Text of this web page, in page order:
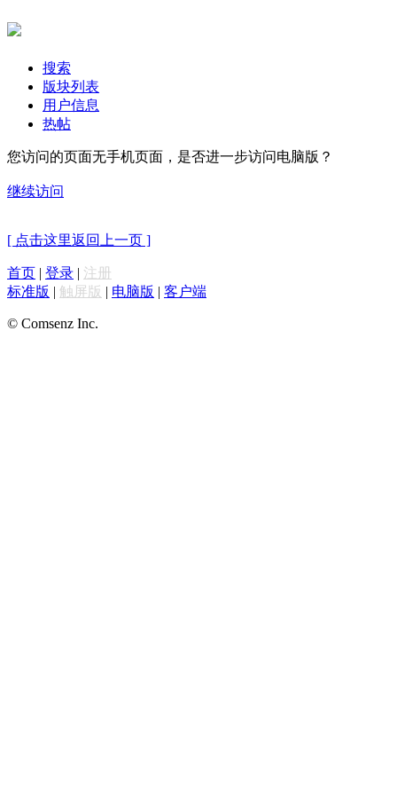
搜索
版块列表
用户信息
热帖
您访问的页面无手机页面，是否进一步访问电脑版？
继续访问
[ 点击这里返回上一页 ]
首页 | 登录 | 注册
标准版 | 触屏版 | 电脑版 | 客户端
© Comsenz Inc.